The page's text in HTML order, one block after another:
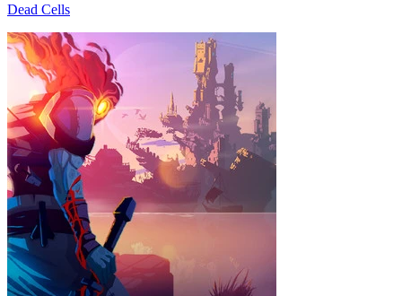
Dead Cells